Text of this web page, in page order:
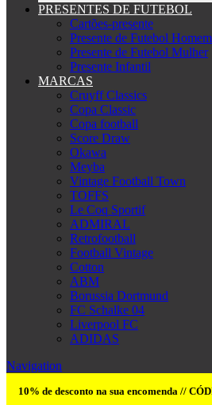
PRESENTES DE FUTEBOL
Cartões-presente
Presente de Futebol Homem
Presente de Futebol Mulher
Presente Infantil
MARCAS
Cruyff Classics
Copa Classic
Copa football
Score Draw
Okawa
Meyba
Vintage Football Town
TOFFS
Le Coq Sportif
ADMIRAL
Retrofootball
Football Vintage
Cotton
ABM
Borussia Dortmund
FC Schalke 04
Liverpool FC
ADIDAS
Navigation
10% de desconto na sua encomenda //